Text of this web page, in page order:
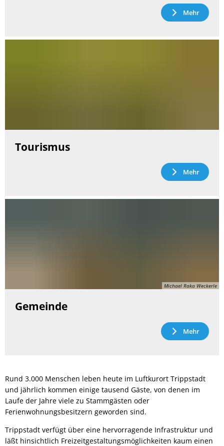
Mehr
Tourismus
Mehr
Michael Raka Weckerle
Gemeinde
Mehr
Rund 3.000 Menschen leben heute im Luftkurort Trippstadt
und jährlich kommen einige tausend Gäste, von denen im
Laufe der Jahre viele zu Stammgästen oder
Ferienwohnungsbesitzern geworden sind.
Trippstadt verfügt über eine hervorragende Infrastruktur und
läßt hinsichtlich Freizeitgestaltungsmöglichkeiten kaum einen